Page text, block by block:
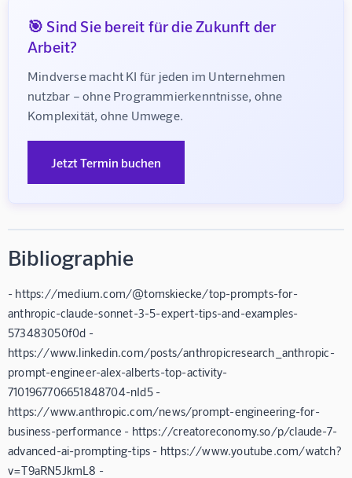
🎯 Sind Sie bereit für die Zukunft der
Arbeit?
Mindverse macht KI für jeden im Unternehmen
nutzbar – ohne Programmierkenntnisse, ohne
Komplexität, ohne Umwege.
Jetzt Termin buchen
Bibliographie
- https://medium.com/@tomskiecke/top-prompts-for-
anthropic-claude-sonnet-3-5-expert-tips-and-examples-
573483050f0d -
https://www.linkedin.com/posts/anthropicresearch_anthropic-
prompt-engineer-alex-alberts-top-activity-
7101967706651848704-nId5 -
https://www.anthropic.com/news/prompt-engineering-for-
business-performance - https://creatoreconomy.so/p/claude-7-
advanced-ai-prompting-tips - https://www.youtube.com/watch?
v=T9aRN5JkmL8 -